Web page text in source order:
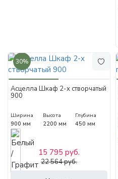
30%
Асцелла Шкаф 2-х створчатый
900
Ширина
900 мм
Высота
2200 мм
Глубина
450 мм
15 795 руб.
22 564 руб.